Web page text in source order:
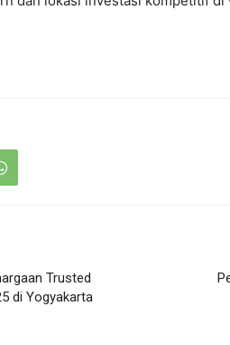
Trusted
di Yogyakarta